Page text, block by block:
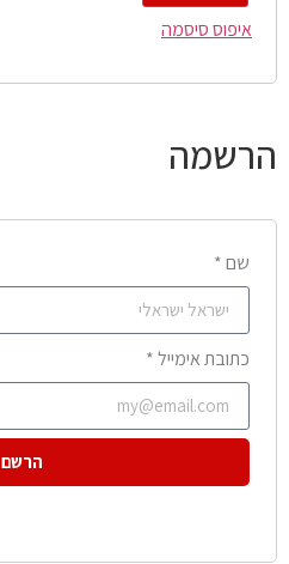
איפוס סיסמה
הרשמה
שם *
כתובת אימייל *
הרשם